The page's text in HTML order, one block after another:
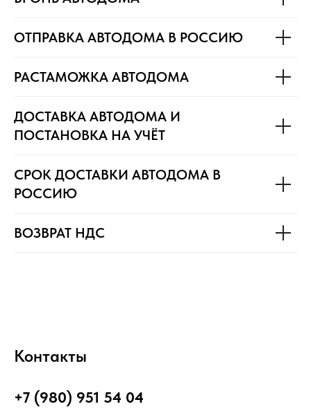
ОТПРАВКА АВТОДОМА В РОССИЮ
РАСТАМОЖКА АВТОДОМА
ДОСТАВКА АВТОДОМА И
ПОСТАНОВКА НА УЧЁТ
СРОК ДОСТАВКИ АВТОДОМА В
РОССИЮ
ВОЗВРАТ НДС
Контакты
+7 (980) 951 54 04